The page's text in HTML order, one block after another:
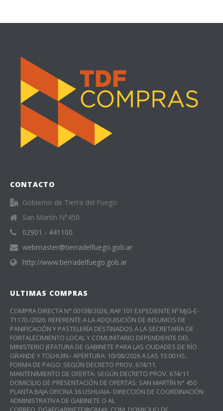
CONTACTO
Gobierno de Tierra del Fuego
San Martín N°450
02901 - 441100
webmaster@tierradelfuego.gob.ar
http://www.tierradelfuego.gob.ar
ULTIMAS COMPRAS
COMPRA DIRECTA N° 00138/2026, RAF 101 EXPEDIENTE Nº MJG-E-
71170 /2026 REFERENTE A LA ADQUISICIÓN DE INSUMOS DE
PANIFICACIÓN Y PASTELERÍA DESTINADOS A LA SECRETARÍA DE
FORTALECIMIENTO LOCAL Y COMUNITARIO DEPENDIENTE DEL
MINISTERIO JEFATURA DE GABINETE PARA LAS CIUDADES DE RÍO
GRANDE Y TOLHUIN.- APERTURA: 10/08/2026 A LAS 13:00 HS..
FORMA DE PAGO: SEGÚN DECRETO PROV. 674/11.
MANTENIMIENTO DE OFERTA: SEGÚN DECRETO PROV. 674/11
DOMICILIO DE PRESENTACIÓN DE OFERTAS: SAN MARTÍN N° 450
PLANTA BAJA OFICINA 36 USHUAIA- DIRECCIÓN DE COORDINACIÓN
ADMINISTRATIVA DE GABINETE O AL